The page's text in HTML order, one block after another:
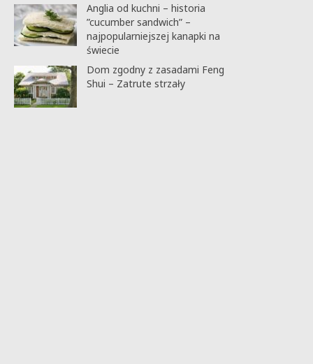
Anglia od kuchni – historia
”cucumber sandwich” –
najpopularniejszej kanapki na
świecie
Dom zgodny z zasadami Feng
Shui – Zatrute strzały